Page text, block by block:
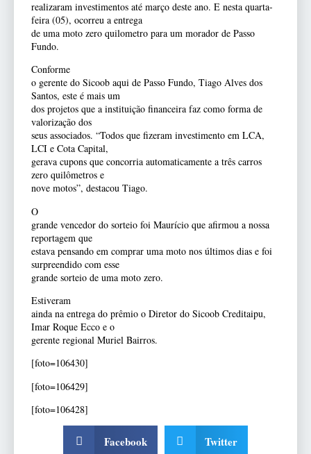
realizaram investimentos até março deste ano. E nesta quarta-
feira (05), ocorreu a entrega
de uma moto zero quilometro para um morador de Passo
Fundo.
Conforme
o gerente do Sicoob aqui de Passo Fundo, Tiago Alves dos
Santos, este é mais um
dos projetos que a instituição financeira faz como forma de
valorização dos
seus associados. “Todos que fizeram investimento em LCA,
LCI e Cota Capital,
gerava cupons que concorria automaticamente a três carros
zero quilômetros e
nove motos”, destacou Tiago.
O
grande vencedor do sorteio foi Maurício que afirmou a nossa
reportagem que
estava pensando em comprar uma moto nos últimos dias e foi
surpreendido com esse
grande sorteio de uma moto zero.
Estiveram
ainda na entrega do prêmio o Diretor do Sicoob Creditaipu,
Imar Roque Ecco e o
gerente regional Muriel Bairros.
[foto=106430]
[foto=106429]
[foto=106428]
Facebook Twitter